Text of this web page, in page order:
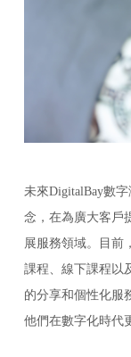
未來DigitalBay數
念，在為廣大客戶
展服務領域。目前
課程、線下課程以
的分享和個性化服
他們在數字化時代